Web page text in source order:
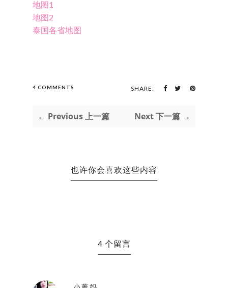
地图1
地图2
泰国各省地图
4 COMMENTS SHARE:
← Previous 上一篇 Next 下一篇 →
也许你会喜欢这些内容
4 个留言